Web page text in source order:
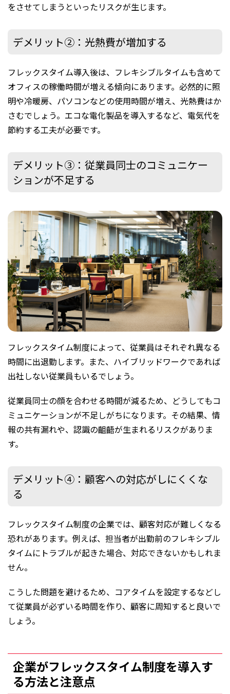
をさせてしまうといったリスクが生じます。
デメリット②：光熱費が増加する
フレックスタイム導入後は、フレキシブルタイムも含めて
オフィスの稼働時間が増える傾向にあります。必然的に照
明や冷暖房、パソコンなどの使用時間が増え、光熱費はか
さむでしょう。エコな電化製品を導入するなど、電気代を
節約する工夫が必要です。
デメリット③：従業員同士のコミュニケー
ションが不足する
フレックスタイム制度によって、従業員はそれぞれ異なる
時間に出退勤します。また、ハイブリッドワークであれば
出社しない従業員もいるでしょう。
従業員同士の顔を合わせる時間が減るため、どうしてもコ
ミュニケーションが不足しがちになります。その結果、情
報の共有漏れや、認識の齟齬が生まれるリスクがありま
す。
デメリット④：顧客への対応がしにくくな
る
フレックスタイム制度の企業では、顧客対応が難しくなる
恐れがあります。例えば、担当者が出勤前のフレキシブル
タイムにトラブルが起きた場合、対応できないかもしれま
せん。
こうした問題を避けるため、コアタイムを設定するなどし
て従業員が必ずいる時間を作り、顧客に周知すると良いで
しょう。
企業がフレックスタイム制度を導入す
る方法と注意点